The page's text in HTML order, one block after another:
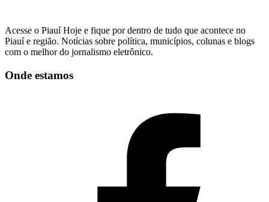
Acesse o Piauí Hoje e fique por dentro de tudo que acontece no
Piauí e região. Notícias sobre política, municípios, colunas e blogs
com o melhor do jornalismo eletrônico.
Onde estamos